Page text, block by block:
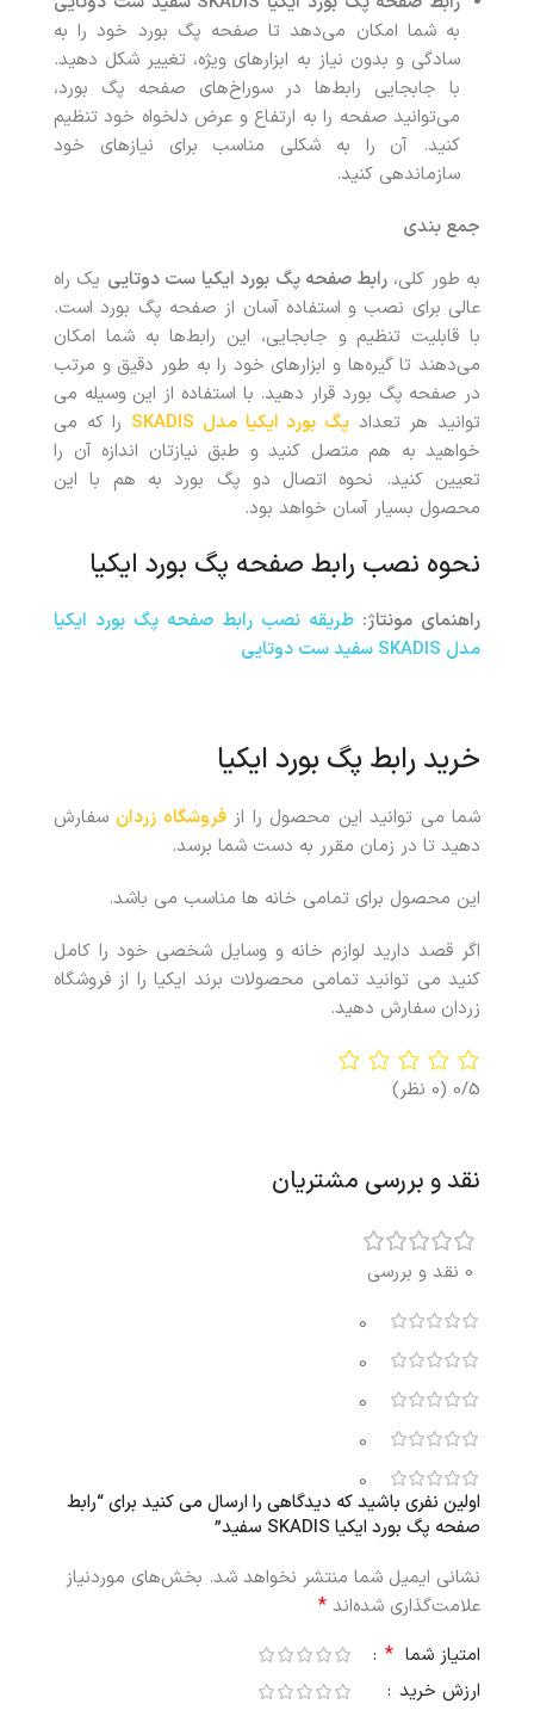
به شما امکان می‌دهد تا صفحه پگ بورد خود را به
سادگی و بدون نیاز به ابزارهای ویژه، تغییر شکل دهید.
با جابجایی رابط‌ها در سوراخ‌های صفحه پگ بورد،
می‌توانید صفحه را به ارتفاع و عرض دلخواه خود تنظیم
کنید. آن را به شکلی مناسب برای نیازهای خود
سازماندهی کنید.
جمع بندی
به طور کلی، رابط صفحه پگ بورد ایکیا ست دوتایی یک راه
عالی برای نصب و استفاده آسان از صفحه پگ بورد است.
با قابلیت تنظیم و جابجایی، این رابط‌ها به شما امکان
می‌دهند تا گیره‌ها و ابزارهای خود را به طور دقیق و مرتب
در صفحه پگ بورد قرار دهید. با استفاده از این وسیله می
توانید هر تعدادپگ بورد ایکیا مدل SKADIS
را که می
خواهید به هم متصل کنید و طبق نیازتان اندازه آن را
تعیین کنید. نحوه اتصال دو پگ بورد به هم با این
محصول بسیار آسان خواهد بود.
نحوه نصب رابط صفحه پگ بورد ایکیا
راهنمای مونتاژ: طریقه نصب رابط صفحه پگ بورد ایکیا
مدل SKADIS سفید ست دوتایی
خرید رابط پگ بورد ایکیا
شما می توانید این محصول را ازفروشگاه زردان سفارش
دهید تا در زمان مقرر به دست شما برسد.
این محصول برای تمامی خانه ها مناسب می باشد.
اگر قصد دارید لوازم خانه و وسایل شخصی خود را کامل
کنید می توانید تمامی محصولات برند ایکیا را از فروشگاه
زردان سفارش دهید.
0/5 (0 نظر)
نقد و بررسی مشتریان
0 نقد و بررسی
0
0
0
0
0
اولین نفری باشید که دیدگاهی را ارسال می کنید برای “رابط
صفحه پگ بورد ایکیا SKADIS سفید”
نشانی ایمیل شما منتشر نخواهد شد. بخش‌های موردنیاز
علامت‌گذاری شده‌اند *
امتیاز شما *
ارزش خرید